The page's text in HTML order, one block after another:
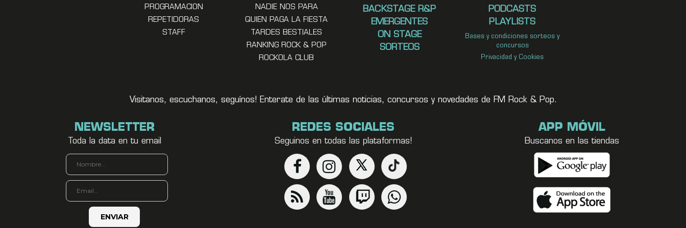
PROGRAMACION
REPETIDORAS
STAFF
NADIE NOS PARA
QUIEN PAGA LA FIESTA
TARDES BESTIALES
RANKING ROCK & POP
ROCKOLA CLUB
BACKSTAGE R&P
EMERGENTES
ON STAGE
SORTEOS
PODCASTS
PLAYLISTS
Bases y condiciones sorteos y
concursos
Privacidad y Cookies
Visitanos, escuchanos, seguínos! Enterate de las últimas noticias, concursos y novedades de FM Rock & Pop.
NEWSLETTER
Toda la data en tu email
REDES SOCIALES
Seguinos en todas las plataformas!
APP MÓVIL
Buscanos en las tiendas